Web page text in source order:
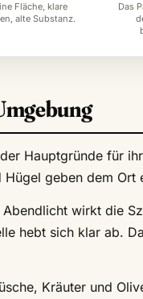
Fläche, klare
alte Substanz.
Das
Hauptgründe für
geben dem Ort
wirkt die
hebt sich klar ab.
Kräuter und